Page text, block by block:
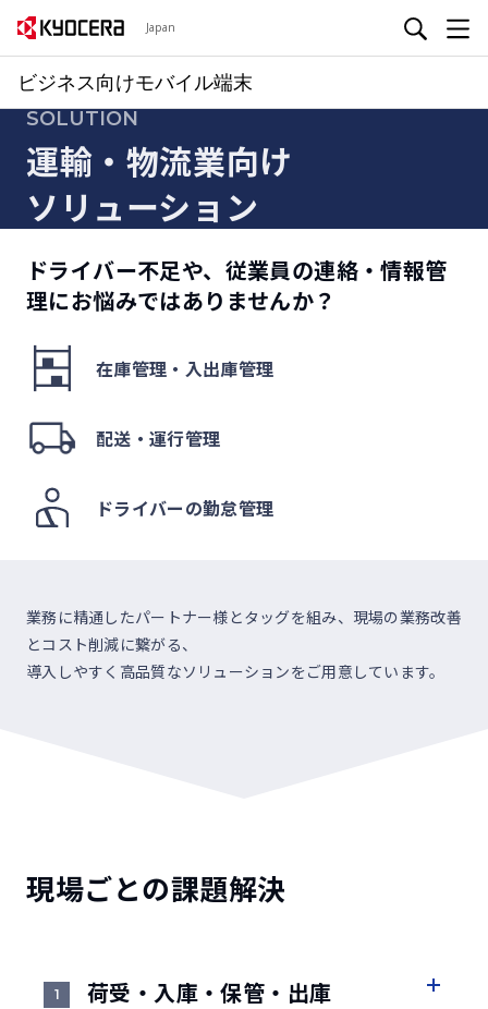
Japan
ビジネス向けモバイル端末
SOLUTION
運輸・物流業向け
ソリューション
ドライバー不足や、従業員の連絡・情報管
理にお悩みではありませんか？
在庫管理・入出庫管理
配送・運行管理
ドライバーの勤怠管理
業務に精通したパートナー様とタッグを組み、現場の業務改善
とコスト削減に繋がる、
導入しやすく高品質なソリューションをご用意しています。
現場ごとの課題解決
1 荷受・入庫・保管・出庫